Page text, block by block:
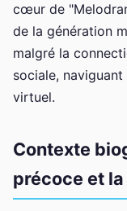
cœur de
de la génération
malgré la
sociale,
virtuel.
Contexte
précoce et